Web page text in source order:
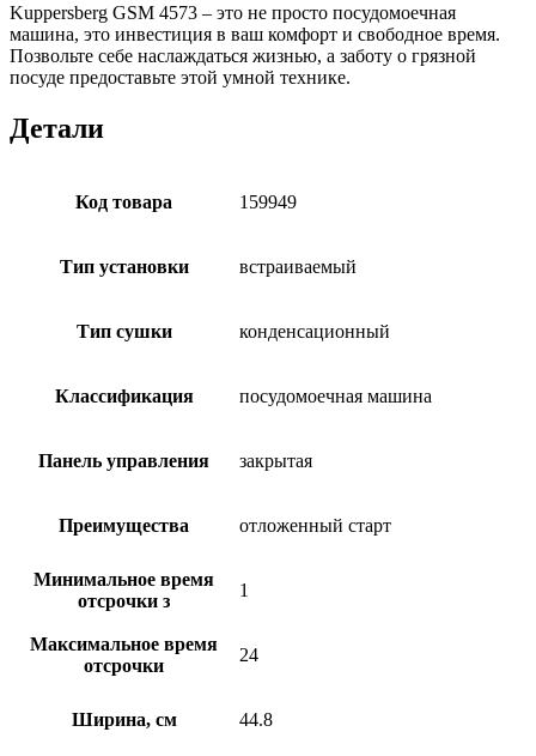
Kuppersberg GSM 4573 – это не просто посудомоечная
машина, это инвестиция в ваш комфорт и свободное время.
Позвольте себе наслаждаться жизнью, а заботу о грязной
посуде предоставьте этой умной технике.
Детали
Код товара 159949
Тип установки встраиваемый
Тип сушки конденсационный
Классификация посудомоечная машина
Панель управления закрытая
Преимущества отложенный старт
Минимальное время
отсрочки з
1
Максимальное время
отсрочки
24
Ширина, см 44.8